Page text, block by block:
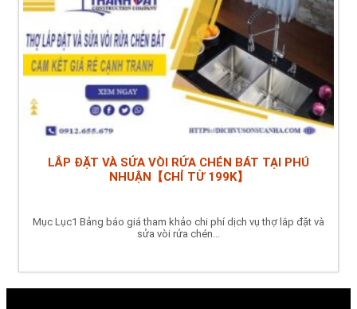
LẮP ĐẶT VÀ SỬA VÒI RỬA CHÉN BÁT TẠI PHÚ
NHUẬN【CHỈ TỪ 199K】
Mục Lục1 Bảng báo giá tham khảo chi phí dịch vụ thợ lắp đặt và
sửa vòi rửa chén...